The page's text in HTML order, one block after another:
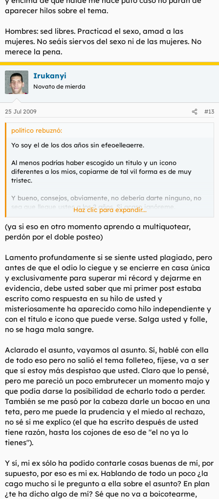
aparecer hilos sobre el tema.
Hombres: sed libres. Practicad el sexo, amad a las
mujeres. No seáis siervos del sexo ni de las mujeres. No
merece la pena.
Irukanyi
Novato de mierda
25 Jul 2009 #13
político rebuznó:
Yo soy el de los dos años sin efeoelleaerre.
Al menos podrías haber escogido un titulo y un icono
diferentes a los mios, copiarme de tal vil forma es de muy
tristec.
Y bueno, consejos, obviamente, no debería darte ninguno, no
sea que llegue ustec a los 2 años. Si acaso ignóreme.
Lo que si que me gustaría decirle es esto: ¿has hablado con
esa guarra de chuck norris y rocky y no has sacado el tema
folleteo? Está usté más despistao que yo. Una mujer que habla
piensa como un hombre, folla como un hombre.
No espere más. Seguramente su ex le contó lo bien que folla,
tipo mirlo en Rambo III, y se muera de ganas de ser horadada
por su cartucho de dinaminata lechera.
Haz clic para expandir...
(ya si eso en otro momento aprendo a multiquotear,
perdón por el doble posteo)
Lamento profundamente si se siente usted plagiado, pero
antes de que el odio lo ciegue y se encierre en casa única
y exclusivamente para superar mi récord y dejarme en
evidencia, debe usted saber que mi primer post estaba
escrito como respuesta en su hilo de usted y
misteriosamente ha aparecido como hilo independiente y
con el título e icono que puede verse. Salga usted y folle,
no se haga mala sangre.
Aclarado el asunto, vayamos al asunto. Sí, hablé con ella
de todo eso pero no salió el tema folleteo, fíjese, va a ser
que sí estoy más despistao que usted. Claro que lo pensé,
pero me pareció un poco embrutecer un momento majo y
que podía darse la posibilidad de echarlo todo a perder.
También se me pasó por la cabeza darle un bocao en una
teta, pero me puede la prudencia y el miedo al rechazo,
no sé si me explico (el que ha escrito después de usted
tiene razón, hasta los cojones de eso de "el no ya lo
tienes").
Y sí, mi ex sólo ha podido contarle cosas buenas de mí, por
supuesto, por eso es mi ex. Hablando de todo un poco ¿la
cago mucho si le pregunto a ella sobre el asunto? En plan
¿te ha dicho algo de mí? Sé que no va a boicotearme,